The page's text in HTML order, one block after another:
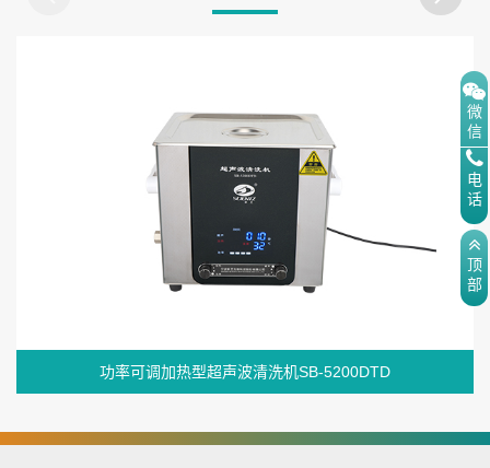
功率可调加热型超声波清洗机SB-5200DTD
微
信
电
话
顶
部